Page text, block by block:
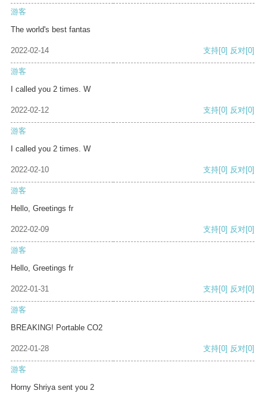
游客
The world's best fantas
2022-02-14 支持[0] 反对[0]
游客
I called you 2 times. W
2022-02-12 支持[0] 反对[0]
游客
I called you 2 times. W
2022-02-10 支持[0] 反对[0]
游客
Hello, Greetings fr
2022-02-09 支持[0] 反对[0]
游客
Hello, Greetings fr
2022-01-31 支持[0] 反对[0]
游客
BREAKING! Portable CO2
2022-01-28 支持[0] 反对[0]
游客
Horny Shriya sent you 2